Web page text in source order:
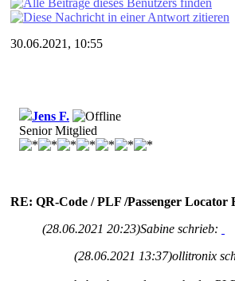
30.06.2021, 10:55
Jens F.
Senior Mitglied
RE: QR-Code / PLF /Passenger Locator
(28.06.2021 20:23)Sabine schrieb:
(28.06.2021 13:37)ollitronix